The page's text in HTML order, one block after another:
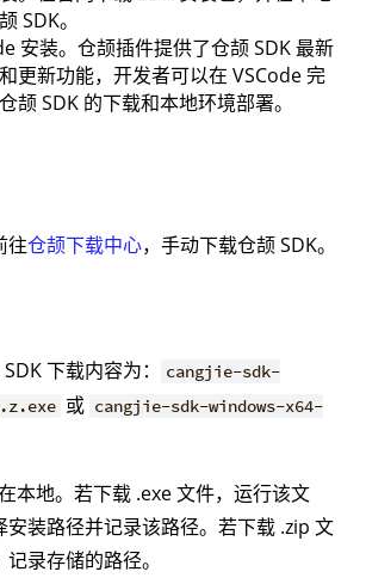
SDK。
安装。仓颉插件提供了仓颉 SDK 最新
更新功能，开发者可以在 VSCode 完
颉 SDK 的下载和本地环境部署。
往仓颉下载中心，手动下载仓颉 SDK。
下载内容为：
cangjie-sdk-
或 cangjie-sdk-windows-x64-
本地。若下载 .exe 文件，运行该文
安装路径并记录该路径。若下载 .zip 文
录存储的路径。